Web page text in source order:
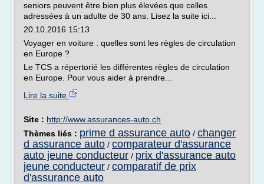
seniors peuvent être bien plus élevées que celles
adressées à un adulte de 30 ans. Lisez la suite ici...
20.10.2016 15:13
Voyager en voiture : quelles sont les règles de circulation
en Europe ?
Le TCS a répertorié les différentes règles de circulation
en Europe. Pour vous aider à prendre...
Lire la suite
Site : http://www.assurances-auto.ch
Thèmes liés : prime d assurance auto / changer
d assurance auto / comparateur d'assurance
auto jeune conducteur / prix d'assurance auto
jeune conducteur / comparatif de prix
d'assurance auto